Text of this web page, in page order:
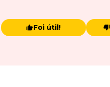
Foi útil!